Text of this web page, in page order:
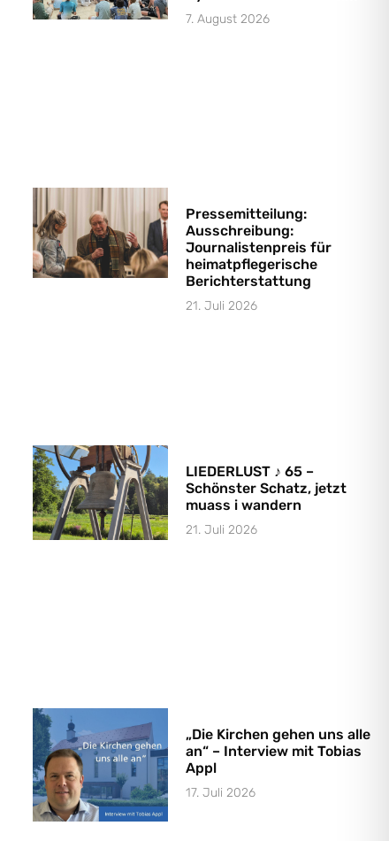
7. August 2026
Pressemitteilung:
Ausschreibung:
Journalistenpreis für
heimatpflegerische
Berichterstattung
21. Juli 2026
LIEDERLUST ♪ 65 –
Schönster Schatz, jetzt
muass i wandern
21. Juli 2026
„Die Kirchen gehen uns alle
an“ – Interview mit Tobias
Appl
17. Juli 2026